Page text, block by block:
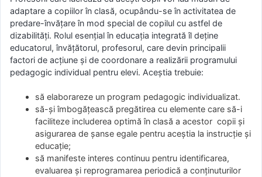
adaptare a copiilor în clasă, ocupându-se în activitatea de
predare-învăţare în mod special de copilul cu astfel de
dizabilităţi. Rolul esenţial în educaţia integrată îl deţine
educatorul, învățătorul, profesorul, care devin principalii
factori de acţiune şi de coordonare a realizării programului
pedagogic individual pentru elevi. Aceștia trebuie:
să elaborareze un program pedagogic individualizat.
să-şi îmbogăţească pregătirea cu elemente care să-i
faciliteze includerea optimă în clasă a acestor copii şi
asigurarea de şanse egale pentru aceştia la instrucţie şi
educaţie;
să manifeste interes continuu pentru identificarea,
evaluarea şi reprogramarea periodică a conţinuturilor